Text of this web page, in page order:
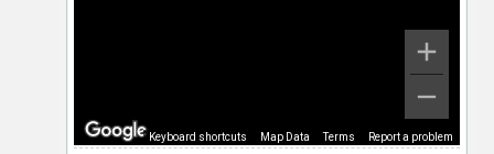
Keyboard shortcuts Map Data Terms Report a problem